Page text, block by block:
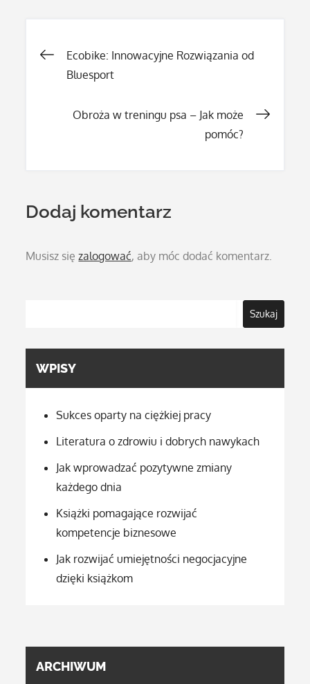
Nawigacja
Ecobike: Innowacyjne Rozwiązania od
Bluesport
Obroża w treningu psa – Jak może
pomóc?
Dodaj komentarz
Musisz sięzalogować, aby móc dodać komentarz.
Szukaj
WPISY
Sukces oparty na ciężkiej pracy
Literatura o zdrowiu i dobrych nawykach
Jak wprowadzać pozytywne zmiany
każdego dnia
Książki pomagające rozwijać
kompetencje biznesowe
Jak rozwijać umiejętności negocjacyjne
dzięki książkom
ARCHIWUM